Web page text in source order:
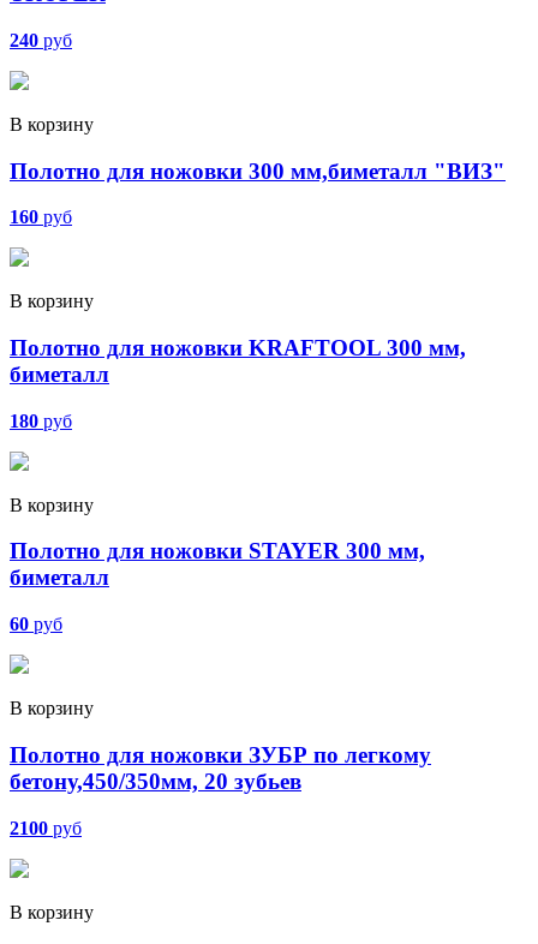
240 руб
В корзину
Полотно для ножовки 300 мм,биметалл "ВИЗ"
160 руб
В корзину
Полотно для ножовки KRAFTOOL 300 мм,
биметалл
180 руб
В корзину
Полотно для ножовки STAYER 300 мм,
биметалл
60 руб
В корзину
Полотно для ножовки ЗУБР по легкому
бетону,450/350мм, 20 зубьев
2100 руб
В корзину